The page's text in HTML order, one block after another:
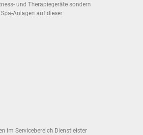
und Therapiegeräte sondern
Anlagen auf dieser
im Servicebereich Dienstleister